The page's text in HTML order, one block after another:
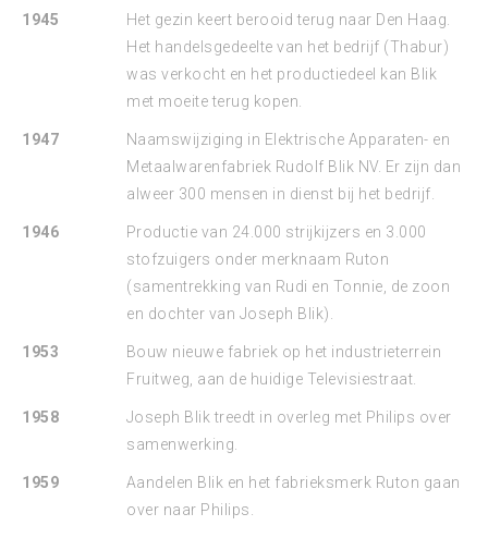
1945
Het gezin keert berooid terug naar Den Haag.
Het handelsgedeelte van het bedrijf (Thabur)
was verkocht en het productiedeel kan Blik
met moeite terug kopen.
1947
Naamswijziging in Elektrische Apparaten- en
Metaalwarenfabriek Rudolf Blik NV. Er zijn dan
alweer 300 mensen in dienst bij het bedrijf.
1946
Productie van 24.000 strijkijzers en 3.000
stofzuigers onder merknaam Ruton
(samentrekking van Rudi en Tonnie, de zoon
en dochter van Joseph Blik).
1953
Bouw nieuwe fabriek op het industrieterrein
Fruitweg, aan de huidige Televisiestraat.
1958
Joseph Blik treedt in overleg met Philips over
samenwerking.
1959
Aandelen Blik en het fabrieksmerk Ruton gaan
over naar Philips.